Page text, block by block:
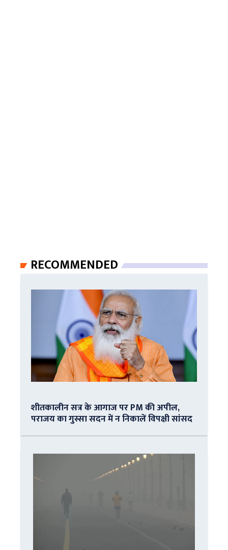
RECOMMENDED
शीतकालीन सत्र के आगाज पर PM की अपील,
पराजय का गुस्सा सदन में न निकालें विपक्षी सांसद